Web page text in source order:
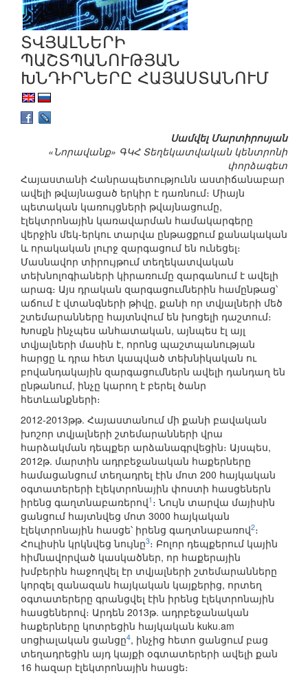
ՏՎՅԱԼՆԵՐԻ
ՊԱՇՏՊԱՆՈՒԹՅԱՆ
ԽՆԴԻՐՆԵՐԸ ՀԱՅԱՍՏԱՆՈՒՄ
Սամվել Մարտիրոսյան
«Նորավանք» ԳԿՀ Տեղեկատվական կենտրոնի
փորձագետ
Հայաստանի Հանրապետությունն աստիճանաբար
ավելի թվայնացած երկիր է դառնում։ Միայն
պետական կառույցների թվայնացումը,
էլեկտրոնային կառավարման համակարգերը
վերջին մեկ-երկու տարվա ընթացքում քանակական
և որակական լուրջ զարգացում են ունեցել։
Մասնավոր տիրույթում տեղեկատվական
տեխնոլոգիաների կիրառումը զարգանում է ավելի
արագ։ Այս դրական զարգացումներին համընթաց՝
աճում է վտանգների թիվը, քանի որ տվյալների մեծ
շտեմարանները հայտնվում են խոցելի դաշտում։
Խոսքն ինչպես անհատական, այնպես էլ այլ
տվյալների մասին է, որոնց պաշտպանության
հարցը և դրա հետ կապված տեխնիկական ու
բովանդակային զարգացումներն ավելի դանդաղ են
ընթանում, ինչը կարող է բերել ծանր
հետևանքների։
2012-2013թթ. Հայաստանում մի քանի բավական
խոշոր տվյալների շտեմարանների վրա
հարձակման դեպքեր արձանագրվեցին։ Այսպես,
2012թ. մարտին ադրբեջանական հաքերները
համացանցում տեղադրել էին մոտ 200 հայկական
օգտատերերի էլեկտրոնային փոստի հասցեներն
իրենց գաղտնաբառերով1 ։ Նույն տարվա մայիսին
ցանցում հայտնվեց մոտ 3000 հայկական
էլեկտրոնային հասցե՝ իրենց գաղտնաբառով2։
Հուլիսին կրկնվեց նույնը3։ Բոլոր դեպքերում կային
հիմնավորված կասկածներ, որ հաքերային
խմբերին հաջողվել էր տվյալների շտեմարանները
կորզել զանազան հայկական կայքերից, որտեղ
օգտատերերը գրանցվել էին իրենց էլեկտրոնային
հասցեներով։ Արդեն 2013թ. ադրբեջանական
հաքերները կոտրեցին հայկական kuku.am
սոցիալական ցանցը4, ինչից հետո ցանցում բաց
տեղադրեցին այդ կայքի օգտատերերի ավելի քան
16 հազար էլեկտրոնային հասցե։